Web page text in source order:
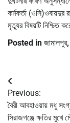
কর্মকর্তা (ওসি)ওবায়দুর
মৃত্যুর বিষয়টি নিশ্চিত
Posted in জামালপুর,
Post
navigation
Previous:
বৈরী আবহাওয়ায় মধু
সিরাজগঞ্জে ক্ষতির মুখে